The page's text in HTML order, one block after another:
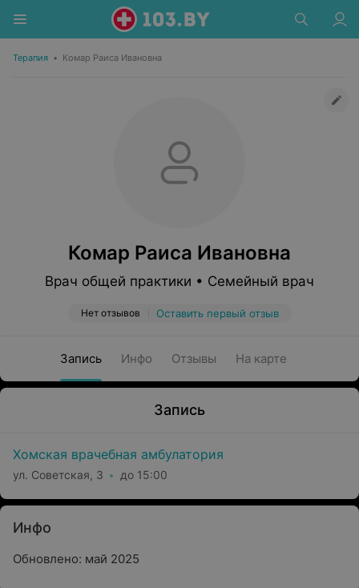
Терапия • Комар Раиса Ивановна
Комар Раиса Ивановна
Врач общей практики • Семейный врач
Нет отзывов Оставить первый отзыв
Запись Инфо Отзывы На карте
Запись
Хомская врачебная амбулатория
ул. Советская, 3 до 15:00
Инфо
Обновлено: май 2025